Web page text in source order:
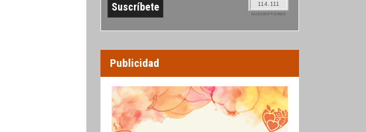
114.111
SUSCRIPTORES
Publicidad